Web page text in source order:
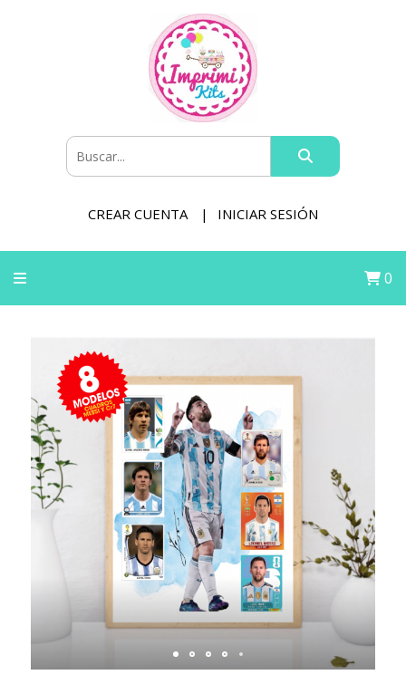
CREAR CUENTA INICIAR SESIÓN
0